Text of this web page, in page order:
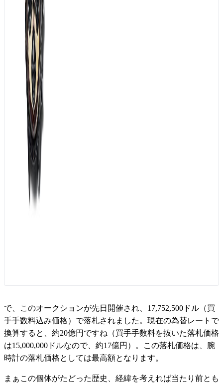
で、このオークションが先日開催され、17,752,500ドル（買
手手数料込み価格）で落札されました。現在の為替レートで
換算すると、約20億円ですね（買手手数料を抜いた落札価格
は15,000,000ドルなので、約17億円）。この落札価格は、腕
時計の落札価格としては最高額となります。
まぁこの個体がたどった歴史、経緯を考えれば当たり前とも